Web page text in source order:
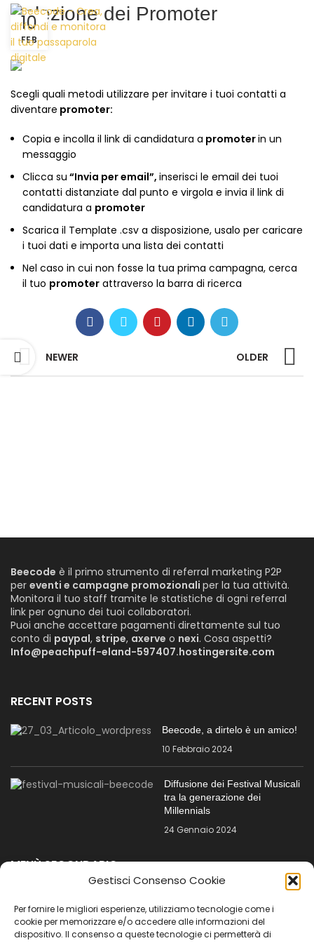
Gestisci Consenso Cookie
Per fornire le migliori esperienze, utilizziamo tecnologie come i
cookie per memorizzare e/o accedere alle informazioni del
dispositivo. Il consenso a queste tecnologie ci permetterà di
Selezione dei Promoter
10
FEB
Scegli quali metodi utilizzare per invitare i tuoi contatti a
diventare promoter:
Copia e incolla il link di candidatura a promoterin un
messaggio
Clicca su “Invia per email”, inserisci le email dei tuoi
contatti distanziate dal punto e virgola e invia il link di
candidatura a promoter
Scarica il Template .csv a disposizione, usalo per caricare
i tuoi dati e importa una lista dei contatti
Nel caso in cui non fosse la tua prima campagna, cerca
il tuo promoter attraverso la barra di ricerca
NEWER OLDER
Beecode è il primo strumento di referral marketing P2P
per eventi e campagne promozionali per la tua attività.
Monitora il tuo staff tramite le statistiche di ogni referral
link per ognuno dei tuoi collaboratori.
Puoi anche accettare pagamenti direttamente sul tuo
conto di paypal, stripe, axerve o nexi. Cosa aspetti?
Info@peachpuff-eland-597407.hostingersite.com
RECENT POSTS
Beecode, a dirtelo è un amico!
10 Febbraio 2024
Diffusione dei Festival Musicali
tra la generazione dei
Millennials
24 Gennaio 2024
MENÙ SECONDARIO
Tutorial